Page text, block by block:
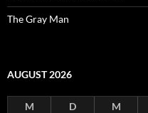
The Gray Man
AUGUST 2026
M D M